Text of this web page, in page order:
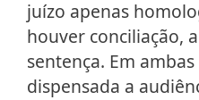
juízo apenas
houver conciliação,
sentença. Em
dispensada a